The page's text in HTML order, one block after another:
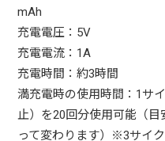
mAh
充電電圧：5V
充電電流：1A
充電時間：約3時間
満充電時の使用時間：1サ
止）を20回分使用可能（
って変わります）※3サイ